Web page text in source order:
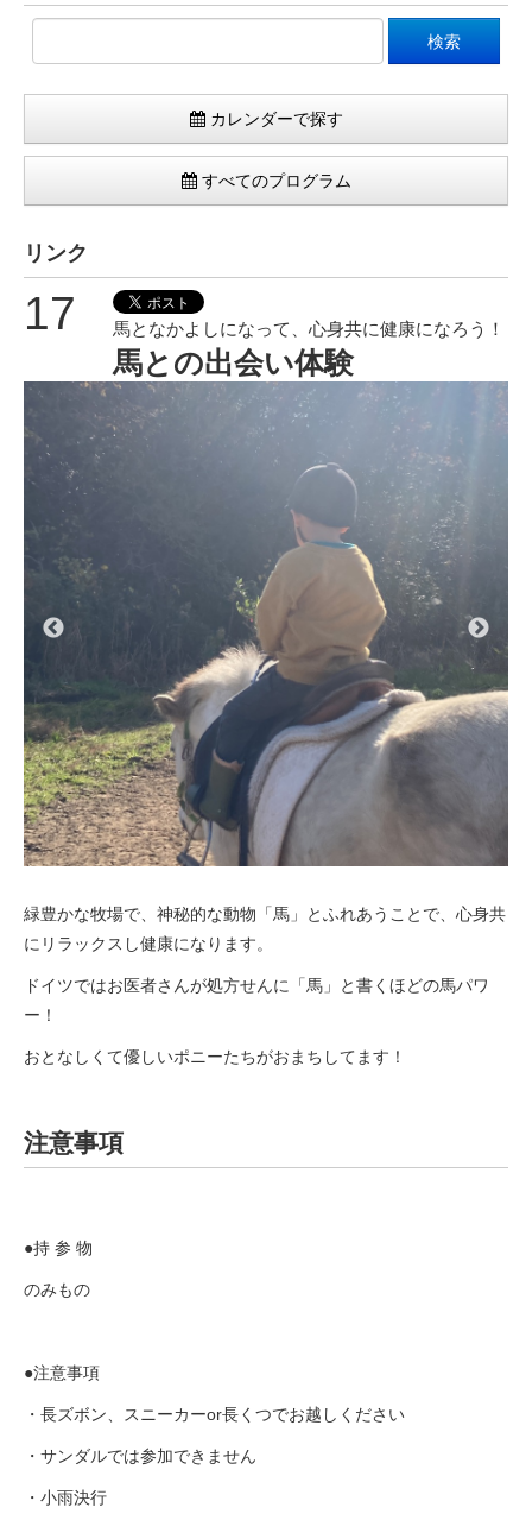
カレンダーで探す
すべてのプログラム
リンク
17 馬となかよしになって、心身共に健康になろう！
馬との出会い体験
緑豊かな牧場で、神秘的な動物「馬」とふれあうことで、心身共
にリラックスし健康になります。
ドイツではお医者さんが処方せんに「馬」と書くほどの馬パワ
ー！
おとなしくて優しいポニーたちがおまちしてます！
注意事項
●持 参 物
のみもの
●注意事項
・長ズボン、スニーカーor長くつでお越しください
・サンダルでは参加できません
・小雨決行